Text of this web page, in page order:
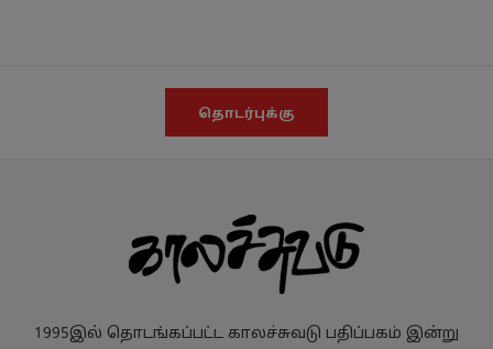
தொடர்புக்கு
1995இல் தொடங்கப்பட்ட காலச்சுவடு பதிப்பகம் இன்று